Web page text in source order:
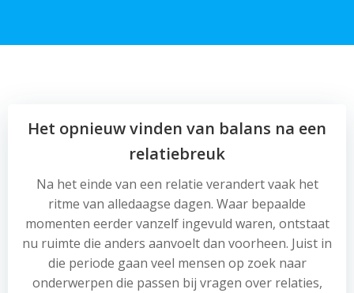
Het opnieuw vinden van balans na een
relatiebreuk
Na het einde van een relatie verandert vaak het
ritme van alledaagse dagen. Waar bepaalde
momenten eerder vanzelf ingevuld waren, ontstaat
nu ruimte die anders aanvoelt dan voorheen. Juist in
die periode gaan veel mensen op zoek naar
onderwerpen die passen bij vragen over relaties,